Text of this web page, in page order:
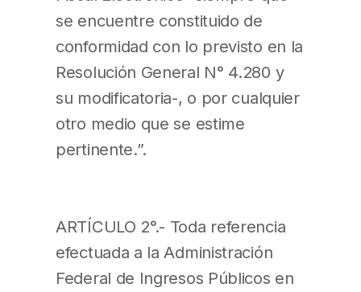
se encuentre constituido de
conformidad con lo previsto en la
Resolución General N° 4.280 y
su modificatoria-, o por cualquier
otro medio que se estime
pertinente.”.
ARTÍCULO 2°.- Toda referencia
efectuada a la Administración
Federal de Ingresos Públicos en